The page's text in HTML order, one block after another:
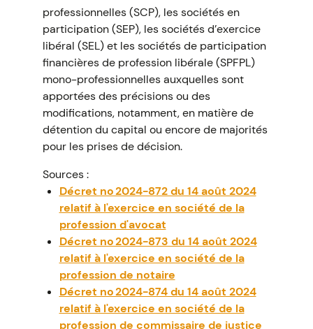
professionnelles (SCP), les sociétés en
participation (SEP), les sociétés d’exercice
libéral (SEL) et les sociétés de participation
financières de profession libérale (SPFPL)
mono-professionnelles auxquelles sont
apportées des précisions ou des
modifications, notamment, en matière de
détention du capital ou encore de majorités
pour les prises de décision.
Sources :
Décret no 2024-872 du 14 août 2024
relatif à l'exercice en société de la
profession d'avocat
Décret no 2024-873 du 14 août 2024
relatif à l'exercice en société de la
profession de notaire
Décret no 2024-874 du 14 août 2024
relatif à l'exercice en société de la
profession de commissaire de justice